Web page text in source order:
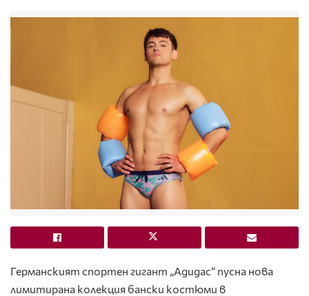
Германският спортен гигант „Адидас“ пусна нова
лимитирана колекция бански костюми в